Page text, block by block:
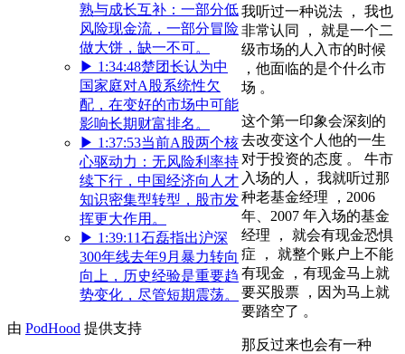
熟与成长互补：一部分低
风险现金流，一部分冒险
做大饼，缺一不可。
▶ 1:34:48楚团长认为中
国家庭对A股系统性欠
配，在变好的市场中可能
影响长期财富排名。
▶ 1:37:53当前A股两个核
心驱动力：无风险利率持
续下行，中国经济向人才
知识密集型转型，股市发
挥更大作用。
▶ 1:39:11石磊指出沪深
300年线去年9月暴力转向
向上，历史经验是重要趋
势变化，尽管短期震荡。
由 PodHood 提供支持
我听过一种说法 ， 我也
非常认同 ， 就是一个二
级市场的人入市的时候
，他面临的是个什么市
场 。
这个第一印象会深刻的
去改变这个人他的一生
对于投资的态度 。 牛市
入场的人， 我就听过那
种老基金经理 ，2006
年、2007 年入场的基金
经理 ， 就会有现金恐惧
症 ， 就整个账户上不能
有现金 ，有现金马上就
要买股票 ，因为马上就
要踏空了 。
那反过来也会有一种